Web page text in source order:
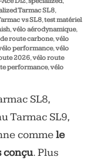
Tarmac SL8,
vs SL8,test matériel
,vélo aérodynamique,
route carbone,vélo
performance,vélo
2026,vélo route
performance,vélo
SL8,
Tarmac SL9,
commele
conçu. Plus